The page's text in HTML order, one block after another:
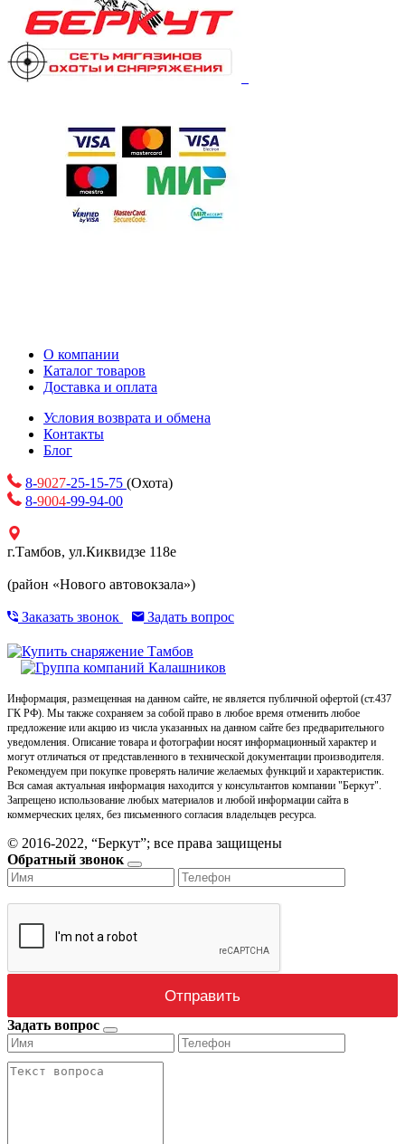
О компании
Каталог товаров
Доставка и оплата
Условия возврата и обмена
Контакты
Блог
8-9027-25-15-75 (Охота)
8-9004-99-94-00
г.Тамбов, ул.Киквидзе 118е
(район «Нового автовокзала»)
Заказать звонок Задать вопрос
Информация, размещенная на данном сайте, не является публичной офертой (ст.437
ГК РФ). Мы также сохраняем за собой право в любое время отменить любое
предложение или акцию из числа указанных на данном сайте без предварительного
уведомления. Описание товара и фотографии носят информационный характер и
могут отличаться от представленного в технической документации производителя.
Рекомендуем при покупке проверять наличие желаемых функций и характеристик.
Вся самая актуальная информация находится у консультантов компании "Беркут".
Запрещено использование любых материалов и любой информации сайта в
коммерческих целях, без письменного согласия владельцев ресурса.
© 2016-2022, “Беркут”; все права защищены
Обратный звонок
Задать вопрос